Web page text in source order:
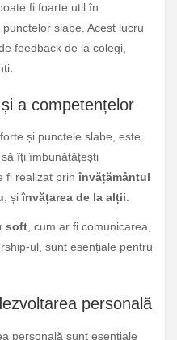
fi foarte util în
slabe. Acest lucru
feedback de la colegi,
a competențelor
și punctele slabe, este
îți îmbunătățești
fi realizat prinînvățământul
, șiînvățarea de la alții.
soft, cum ar fi comunicarea,
ul, sunt esențiale pentru
personală
personală sunt esențiale